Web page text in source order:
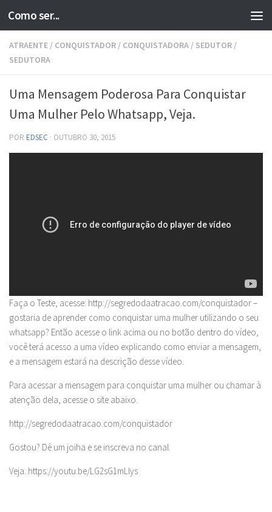
Skip to content
Como ser...
ATRAENTE / CONQUISTADOR / CONQUISTADORA / SEDUTOR /
SEDUTORA
Uma Mensagem Poderosa Para Conquistar
Uma Mulher Pelo Whatsapp, Veja.
POR EDSEC · OUTUBRO 30, 2015
Faça o Teste, acesse: http://segredodaatracao.com/conquistador –
gostaria de aprender como conquistar uma mulher utilizando o seu
whatsapp? Então acesse o link acima ou no botão dentro do vídeo,
você terá acesso a uma vídeo explicando como enviar a mensagem,
e a mensagem estará na descrição desse vídeo.
Para acessar a mensagem para conquistar uma mulher ou chamar à
atenção dela, acesse o site abaixo.
http://segredodaatracao.com/conquistador
Gostou? Dê um joiha e se inscreva no canal.
Veja: https://youtu.be/LG2sG1mLlys